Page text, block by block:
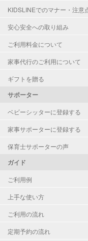
KIDSLINEでのマナー・注意
安心安全への取り組み
ご利用料金について
家事代行のご利用について
ギフトを贈る
サポーター
ベビーシッターに登録する
家事サポーターに登録する
保育士サポーターの声
ガイド
ご利用例
上手な使い方
ご利用の流れ
定期予約の流れ